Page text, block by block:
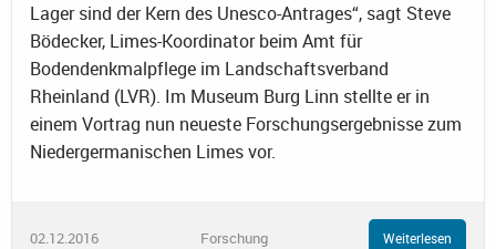
Lager sind der Kern des Unesco-Antrages“, sagt Steve
Bödecker, Limes-Koordinator beim Amt für
Bodendenkmalpflege im Landschaftsverband
Rheinland (LVR). Im Museum Burg Linn stellte er in
einem Vortrag nun neueste Forschungsergebnisse zum
Niedergermanischen Limes vor.
02.12.2016 Forschung Weiterlesen